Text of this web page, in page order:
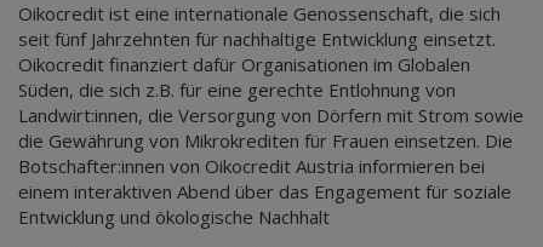
Oikocredit ist eine internationale Genossenschaft, die sich
seit fünf Jahrzehnten für nachhaltige Entwicklung einsetzt.
Oikocredit finanziert dafür Organisationen im Globalen
Süden, die sich z.B. für eine gerechte Entlohnung von
Landwirt:innen, die Versorgung von Dörfern mit Strom sowie
die Gewährung von Mikrokrediten für Frauen einsetzen. Die
Botschafter:innen von Oikocredit Austria informieren bei
einem interaktiven Abend über das Engagement für soziale
Entwicklung und ökologische Nachhalt